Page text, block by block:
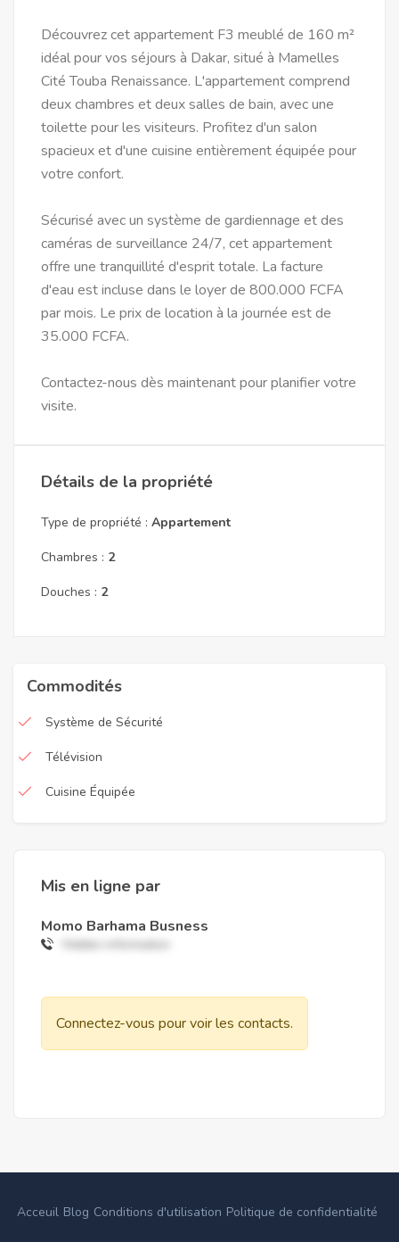
Découvrez cet appartement F3 meublé de 160 m²
idéal pour vos séjours à Dakar, situé à Mamelles
Cité Touba Renaissance. L'appartement comprend
deux chambres et deux salles de bain, avec une
toilette pour les visiteurs. Profitez d'un salon
spacieux et d'une cuisine entièrement équipée pour
votre confort.
Sécurisé avec un système de gardiennage et des
caméras de surveillance 24/7, cet appartement
offre une tranquillité d'esprit totale. La facture
d'eau est incluse dans le loyer de 800.000 FCFA
par mois. Le prix de location à la journée est de
35.000 FCFA.
Contactez-nous dès maintenant pour planifier votre
visite.
Détails de la propriété
Type de propriété : Appartement
Chambres : 2
Douches : 2
Commodités
Système de Sécurité
Télévision
Cuisine Équipée
Mis en ligne par
Momo Barhama Busness
Connectez-vous pour voir les contacts.
Acceuil Blog Conditions d'utilisation Politique de confidentialité